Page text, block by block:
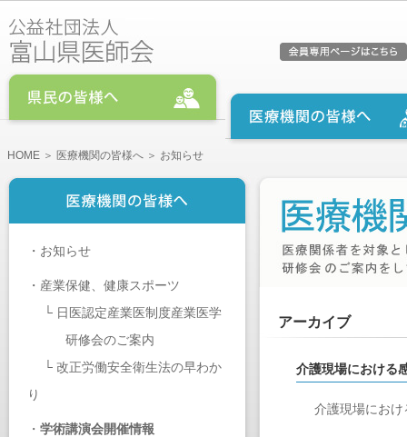
HOME ＞ 医療機関の皆様へ ＞ お知らせ
・ お知らせ
・ 産業保健、健康スポーツ
└ 日医認定産業医制度産業医学
研修会のご案内
└ 改正労働安全衛生法の早わか
り
・ 学術講演会開催情報
アーカイブ
介護現場における
介護現場にお